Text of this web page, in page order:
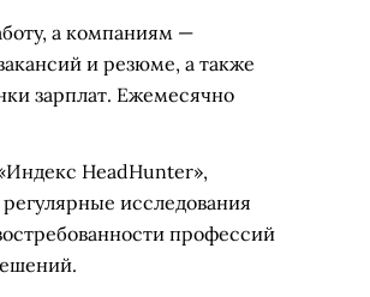
а компаниям —
и резюме, а также
зарплат. Ежемесячно
HeadHunter»,
исследования
профессий